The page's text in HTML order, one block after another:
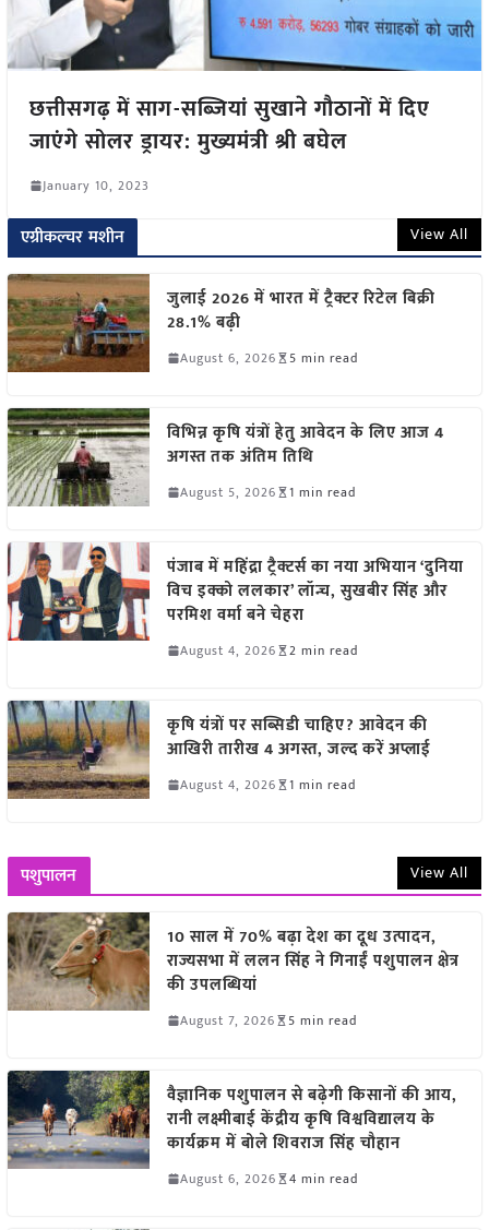
छत्तीसगढ़ में साग-सब्जियां सुखाने गौठानों में दिए
जाएंगे सोलर ड्रायर: मुख्यमंत्री श्री बघेल
January 10, 2023
एग्रीकल्चर मशीन View All
जुलाई 2026 में भारत में ट्रैक्टर रिटेल बिक्री
28.1% बढ़ी
August 6, 2026 5 min read
विभिन्न कृषि यंत्रों हेतु आवेदन के लिए आज 4
अगस्त तक अंतिम तिथि
August 5, 2026 1 min read
पंजाब में महिंद्रा ट्रैक्टर्स का नया अभियान ‘दुनिया
विच इक्को ललकार’ लॉन्च, सुखबीर सिंह और
परमिश वर्मा बने चेहरा
August 4, 2026 2 min read
कृषि यंत्रों पर सब्सिडी चाहिए? आवेदन की
आखिरी तारीख 4 अगस्त, जल्द करें अप्लाई
August 4, 2026 1 min read
पशुपालन View All
10 साल में 70% बढ़ा देश का दूध उत्पादन,
राज्यसभा में ललन सिंह ने गिनाईं पशुपालन क्षेत्र
की उपलब्धियां
August 7, 2026 5 min read
वैज्ञानिक पशुपालन से बढ़ेगी किसानों की आय,
रानी लक्ष्मीबाई केंद्रीय कृषि विश्वविद्यालय के
कार्यक्रम में बोले शिवराज सिंह चौहान
August 6, 2026 4 min read